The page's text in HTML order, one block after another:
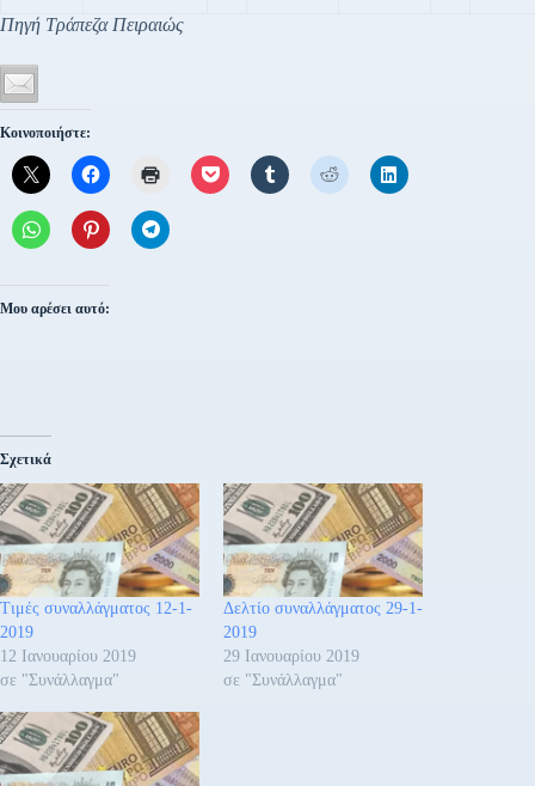
Πηγή Τράπεζα Πειραιώς
Κοινοποιήστε:
Μου αρέσει αυτό:
Σχετικά
Τιμές συναλλάγματος 12-1-
2019
12 Ιανουαρίου 2019
σε "Συνάλλαγμα"
Δελτίο συναλλάγματος 29-1-
2019
29 Ιανουαρίου 2019
σε "Συνάλλαγμα"